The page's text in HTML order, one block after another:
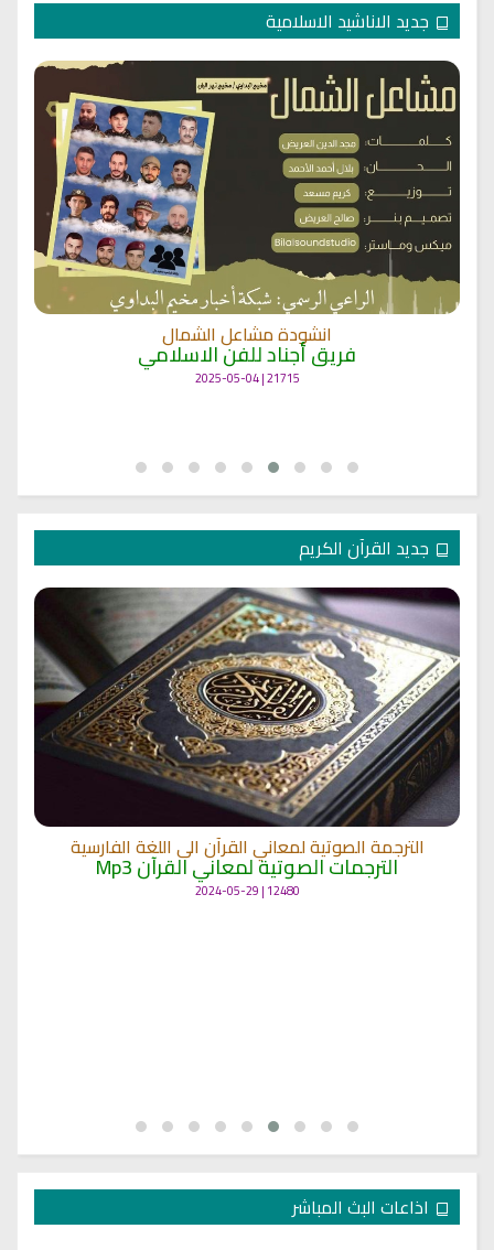
جديد الاناشيد الاسلامية
انشودة مشاعل الشمال
فريق أجناد للفن الاسلامي
21715 | 2025-05-04
جديد القرآن الكريم
الترجمة الصوتية لمعاني القرآن الى اللغة الفارسية
الترجمات الصوتية لمعاني القرآن Mp3
12480 | 2024-05-29
اذاعات البث المباشر